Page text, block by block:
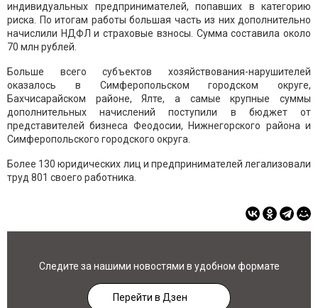
индивидуальных предпринимателей, попавших в категорию
риска. По итогам работы большая часть из них дополнительно
начислили НДФЛ и страховые взносы. Сумма составила около
70 млн рублей.
Больше всего субъектов хозяйствования-нарушителей
оказалось в Симферопольском городском округе,
Бахчисарайском районе, Ялте, а самые крупные суммы
дополнительных начислений поступили в бюджет от
представителей бизнеса Феодосии, Нижнегорского района и
Симферопольского городского округа.
Более 130 юридических лиц и предпринимателей легализовали
труд 801 своего работника.
Следите за нашими новостями в удобном формате
Перейти в Дзен